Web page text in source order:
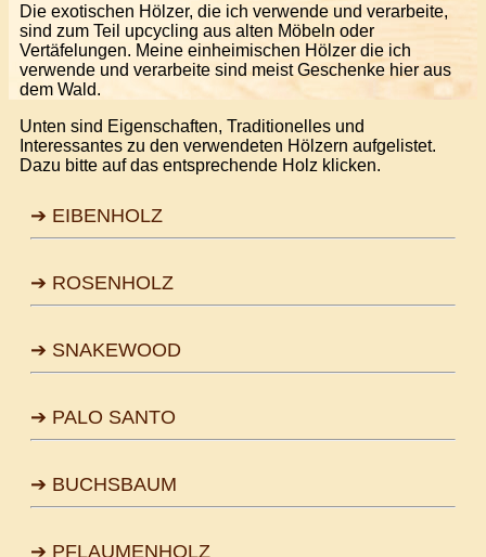
Die exotischen Hölzer, die ich verwende und verarbeite,
sind zum Teil upcycling aus alten Möbeln oder
Vertäfelungen. Meine einheimischen Hölzer die ich
verwende und verarbeite sind meist Geschenke hier aus
dem Wald.
Unten sind Eigenschaften, Traditionelles und
Interessantes zu den verwendeten Hölzern aufgelistet.
Dazu bitte auf das entsprechende Holz klicken.
➔ EIBENHOLZ
➔ ROSENHOLZ
➔ SNAKEWOOD
➔ PALO SANTO
➔ BUCHSBAUM
➔ PFLAUMENHOLZ